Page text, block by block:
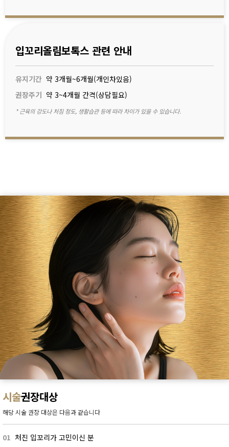
입꼬리올림보톡스 관련 안내
유지기간 약 3개월~6개월(개인차있음)
권장주기 약 3~4개월 간격(상담필요)
* 근육의 강도나 처짐 정도, 생활습관 등에 따라 차이가 있을 수 있습니다.
시술권장대상
해당 시술 권장 대상은 다음과 같습니다
01 처진 입꼬리가 고민이신 분